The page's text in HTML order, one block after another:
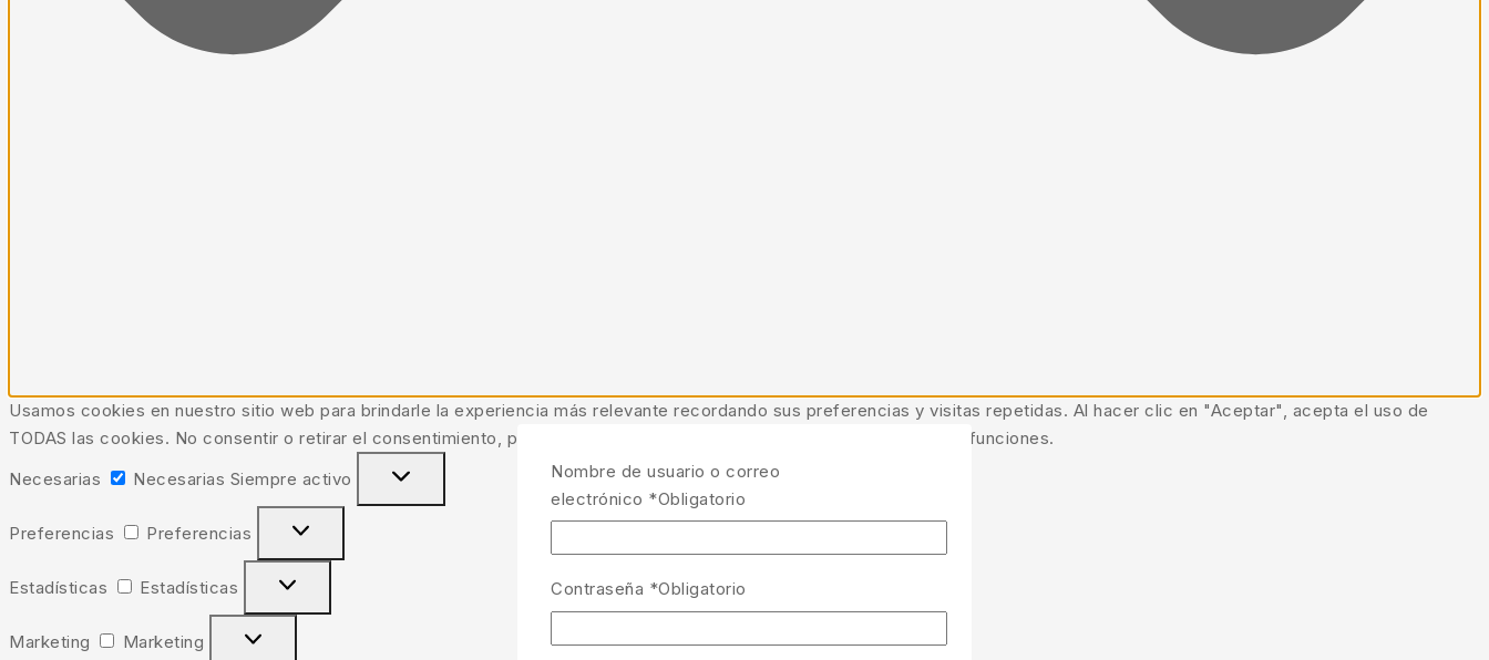
Usamos cookies en nuestro sitio web para brindarle la experiencia más relevante recordando sus preferencias y visitas repetidas. Al hacer clic en "Aceptar", acepta el uso de
TODAS las cookies. No consentir o retirar el consentimiento, puede afectar negativamente a ciertas características y funciones.
Necesarias
Necesarias Siempre activo
Preferencias Preferencias
Estadísticas Estadísticas
Marketing Marketing
Nombre de usuario o correo
electrónico *Obligatorio
Contraseña *Obligatorio